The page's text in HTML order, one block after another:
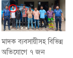
মাদক ব্যবসায়ীসহ বিভিন্ন
অভিযোগে ৭ জন